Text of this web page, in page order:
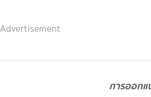
Advertisement
การออก